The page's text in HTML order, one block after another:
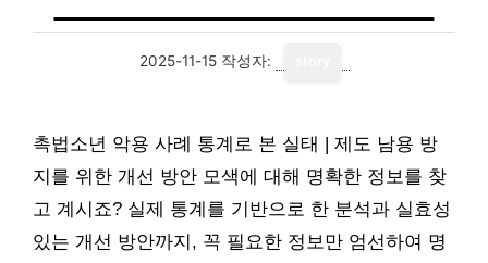
2025-11-15 작성자:
촉법소년 악용 사례 통계로 본 실태 | 제도 남용 방
지를 위한 개선 방안 모색에 대해 명확한 정보를 찾
고 계시죠? 실제 통계를 기반으로 한 분석과 실효성
있는 개선 방안까지, 꼭 필요한 정보만 엄선하여 명